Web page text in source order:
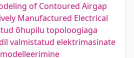
of Contoured Airgap
Manufactured Electrical
õhupilu topoloogiaga
valmistatud elektrimasinate